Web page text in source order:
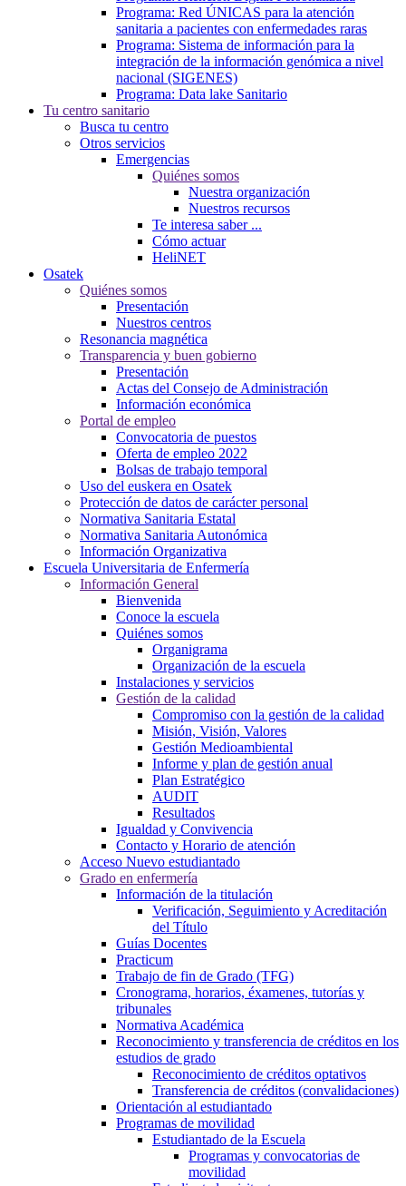
Programa: Red ÚNICAS para la atención
sanitaria a pacientes con enfermedades raras
Programa: Sistema de información para la
integración de la información genómica a nivel
nacional (SIGENES)
Programa: Data lake Sanitario
Tu centro sanitario
Busca tu centro
Otros servicios
Emergencias
Quiénes somos
Nuestra organización
Nuestros recursos
Te interesa saber ...
Cómo actuar
HeliNET
Osatek
Quiénes somos
Presentación
Nuestros centros
Resonancia magnética
Transparencia y buen gobierno
Presentación
Actas del Consejo de Administración
Información económica
Portal de empleo
Convocatoria de puestos
Oferta de empleo 2022
Bolsas de trabajo temporal
Uso del euskera en Osatek
Protección de datos de carácter personal
Normativa Sanitaria Estatal
Normativa Sanitaria Autonómica
Información Organizativa
Escuela Universitaria de Enfermería
Información General
Bienvenida
Conoce la escuela
Quiénes somos
Organigrama
Organización de la escuela
Instalaciones y servicios
Gestión de la calidad
Compromiso con la gestión de la calidad
Misión, Visión, Valores
Gestión Medioambiental
Informe y plan de gestión anual
Plan Estratégico
AUDIT
Resultados
Igualdad y Convivencia
Contacto y Horario de atención
Acceso Nuevo estudiantado
Grado en enfermería
Información de la titulación
Verificación, Seguimiento y Acreditación
del Título
Guías Docentes
Practicum
Trabajo de fin de Grado (TFG)
Cronograma, horarios, éxamenes, tutorías y
tribunales
Normativa Académica
Reconocimiento y transferencia de créditos en los
estudios de grado
Reconocimiento de créditos optativos
Transferencia de créditos (convalidaciones)
Orientación al estudiantado
Programas de movilidad
Estudiantado de la Escuela
Programas y convocatorias de
movilidad